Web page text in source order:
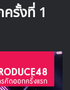
การออกอากาศ คือ
กทีมรายการ
ะทับใจไว้ไม่อยู่